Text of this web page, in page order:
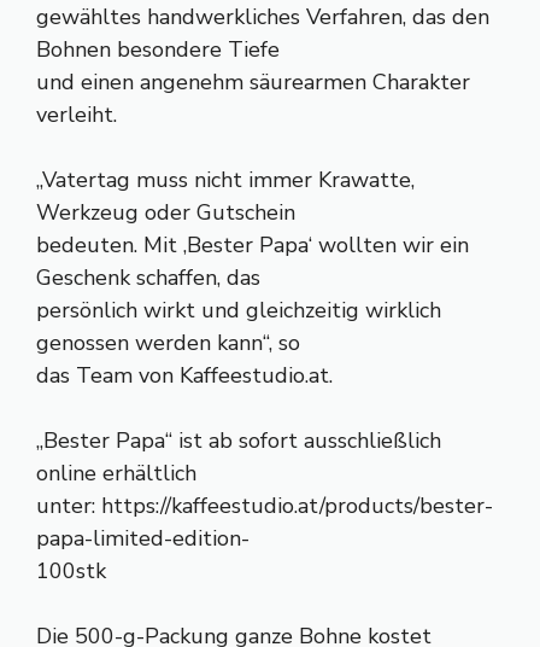
gewähltes handwerkliches Verfahren, das den
Bohnen besondere Tiefe
und einen angenehm säurearmen Charakter
verleiht.
„Vatertag muss nicht immer Krawatte,
Werkzeug oder Gutschein
bedeuten. Mit ‚Bester Papa‘ wollten wir ein
Geschenk schaffen, das
persönlich wirkt und gleichzeitig wirklich
genossen werden kann“, so
das Team von Kaffeestudio.at.
„Bester Papa“ ist ab sofort ausschließlich
online erhältlich
unter: https://kaffeestudio.at/products/bester-
papa-limited-edition-
100stk
Die 500-g-Packung ganze Bohne kostet